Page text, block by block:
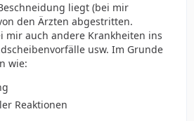
liegt (bei mir
den Ärzten abgestritten.
mir auch andere Krankheiten ins
usw. Im Grunde
wie:
Reaktionen